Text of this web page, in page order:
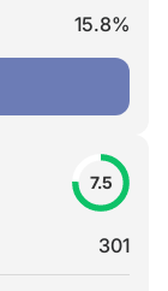
15.8%
7.5
301